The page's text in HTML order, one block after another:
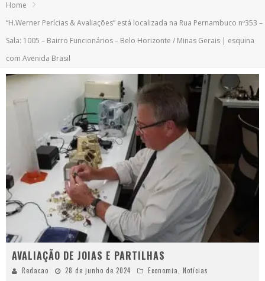
Home
“H.Werner Perícias & Avaliações” está localizada na Rua Pernambuco nº353 –
Sala: 1005 – Bairro Funcionários – Belo Horizonte / Minas Gerais | esquina
com Avenida Brasil
AVALIAÇÃO DE JOIAS E PARTILHAS
Redacao 28 de junho de 2024 Economia, Notícias